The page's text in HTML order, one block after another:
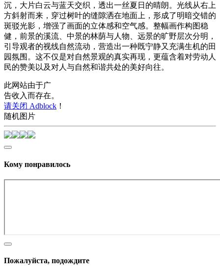
沉，大片白云与蓝天交织，透出一丝夏日的晴朗。光线从右上
方斜射而来，穿过树叶的缝隙洒在地面上，形成了明暗交错的
斑驳光影，增强了画面的立体感和空气感。整幅画作构图稳
健，前景的溪流、中景的林荫与人物、远景的旷野层次分明，
引导观者的视线自然流动，营造出一种既宁静又充满生机的田
园氛围。这不仅是对自然景观的真实再现，更蕴含着对劳动人
民的赞美以及对人与自然和谐共处的美好向往。
此网站由于广
告收入而存在。
请关闭 Adblock ！
随机图片
Кому понравилось
Пожалуйста, подождите